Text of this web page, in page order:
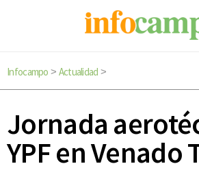
Infocampo > Actualidad >
Jornada
YPF en Venado